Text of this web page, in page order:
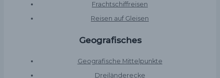
Frachtschiffreisen
Reisen auf Gleisen
Geografisches
Geografische Mittelpunkte
Dreiländerecke